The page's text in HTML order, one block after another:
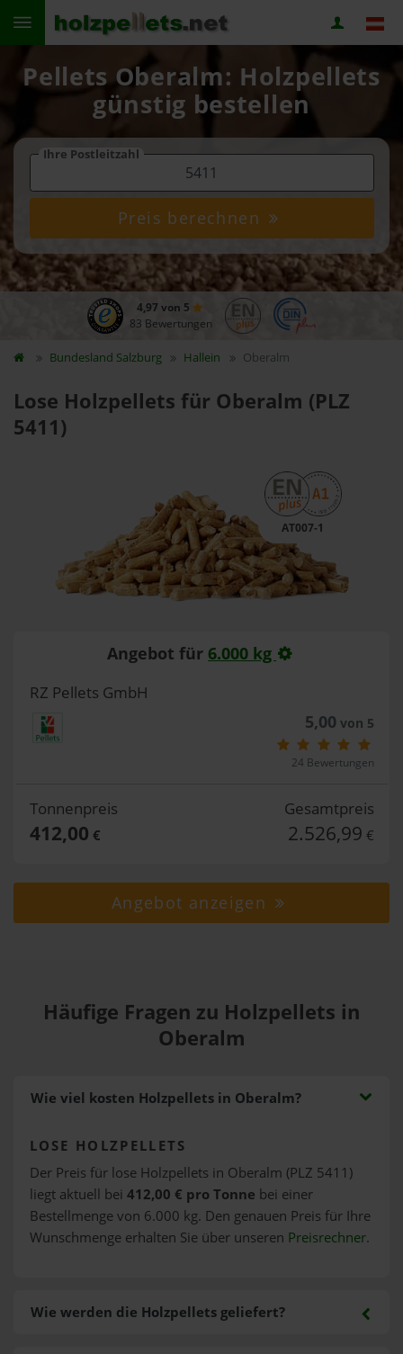
Pellets Oberalm: Holzpellets
günstig bestellen
Ihre Postleitzahl
Preis berechnen
4,97 von 5
83 Bewertungen
Bundesland Salzburg Hallein Oberalm
Lose Holzpellets für Oberalm (PLZ
5411)
AT007-1
Angebot für 6.000 kg
RZ Pellets GmbH
5,00 von 5
24 Bewertungen
Tonnenpreis
412,00 €
Gesamtpreis
2.526,99 €
Angebot anzeigen
Häufige Fragen zu Holzpellets in
Oberalm
Wie viel kosten Holzpellets in Oberalm?
LOSE HOLZPELLETS
Der Preis für lose Holzpellets in Oberalm (PLZ 5411)
liegt aktuell bei 412,00 € pro Tonne bei einer
Bestellmenge von 6.000 kg. Den genauen Preis für Ihre
Wunschmenge erhalten Sie über unseren Preisrechner.
Wie werden die Holzpellets geliefert?